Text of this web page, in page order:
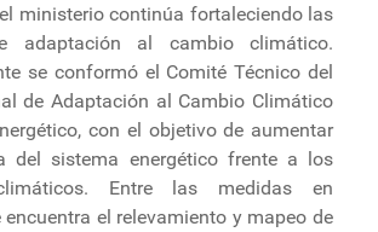
ministerio continúa fortaleciendo las
adaptación al cambio climático.
se conformó el Comité Técnico del
de Adaptación al Cambio Climático
con el objetivo de aumentar
del sistema energético frente a los
Entre las medidas en
encuentra el relevamiento y mapeo de